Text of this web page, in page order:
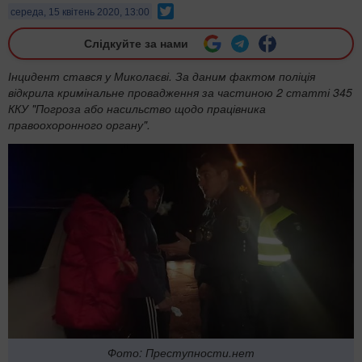
середа, 15 квітень 2020, 13:00
Слідкуйте за нами
​Інцидент стався у Миколаєві. За даним фактом поліція
відкрила кримінальне провадження за частиною 2 статті 345
ККУ "Погроза або насильство щодо працівника
правоохоронного органу".
Фото: Преступности.нет